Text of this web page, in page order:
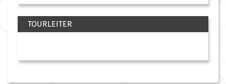
TOURLEITER